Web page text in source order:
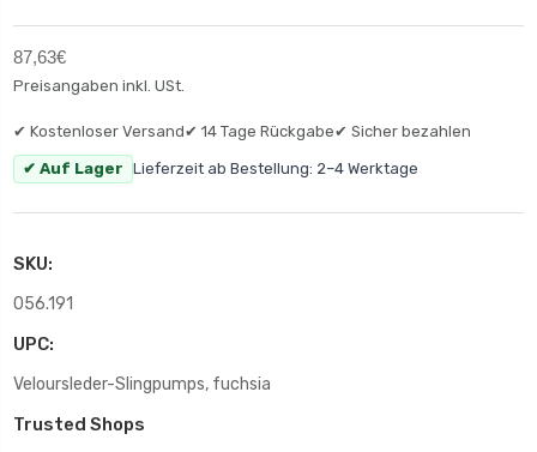
87,63€
Preisangaben inkl. USt.
✔ Kostenloser Versand✔ 14 Tage Rückgabe✔ Sicher bezahlen
✔ Auf Lager Lieferzeit ab Bestellung: 2–4 Werktage
SKU:
056.191
UPC:
Veloursleder-Slingpumps, fuchsia
Trusted Shops